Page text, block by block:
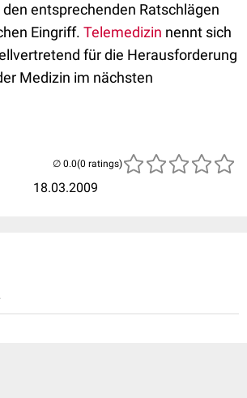
entsprechenden Ratschlägen
Eingriff. Telemedizin nennt sich
für die Herausforderung
Medizin im nächsten
18.03.2009
(0 ratings)